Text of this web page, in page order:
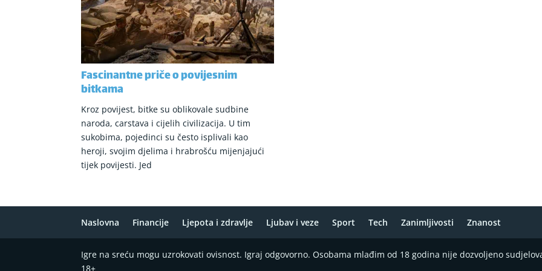
Fascinantne priče o povijesnim
bitkama
Kroz povijest, bitke su oblikovale sudbine
naroda, carstava i cijelih civilizacija. U tim
sukobima, pojedinci su često isplivali kao
heroji, svojim djelima i hrabrošću mijenjajući
tijek povijesti. Jed
Naslovna Financije Ljepota i zdravlje Ljubav i veze Sport Tech Zanimljivosti Znanost
Igre na sreću mogu uzrokovati ovisnost. Igraj odgovorno. Osobama mlađim od 18 godina nije dozvoljeno
18+